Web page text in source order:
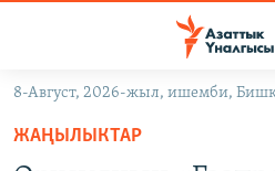
Навигацияга
өтүңүз
Издөөгө
8-Август, 2026-жыл, ишемби,
ЖАҢЫЛЫКТАР